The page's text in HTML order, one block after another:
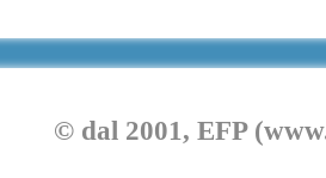
© dal 2001, EFP